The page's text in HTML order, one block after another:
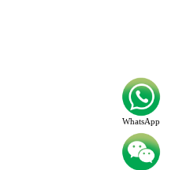
WhatsApp